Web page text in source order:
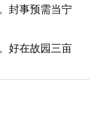
封事预需当宁
好在故园三亩